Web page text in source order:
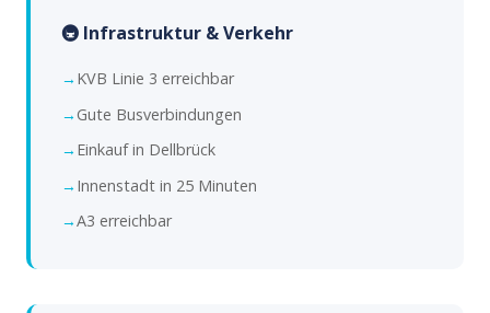
🚇 Infrastruktur & Verkehr
KVB Linie 3 erreichbar
Gute Busverbindungen
Einkauf in Dellbrück
Innenstadt in 25 Minuten
A3 erreichbar